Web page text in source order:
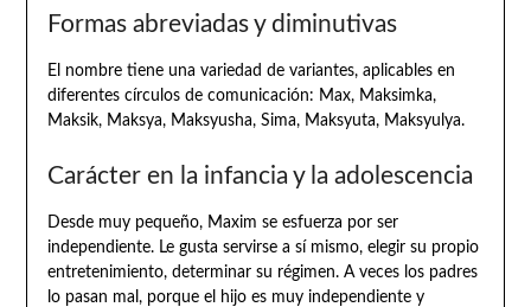
Formas abreviadas y diminutivas
El nombre tiene una variedad de variantes, aplicables en
diferentes círculos de comunicación: Max, Maksimka,
Maksik, Maksya, Maksyusha, Sima, Maksyuta, Maksyulya.
Carácter en la infancia y la adolescencia
Desde muy pequeño, Maxim se esfuerza por ser
independiente. Le gusta servirse a sí mismo, elegir su propio
entretenimiento, determinar su régimen. A veces los padres
lo pasan mal, porque el hijo es muy independiente y